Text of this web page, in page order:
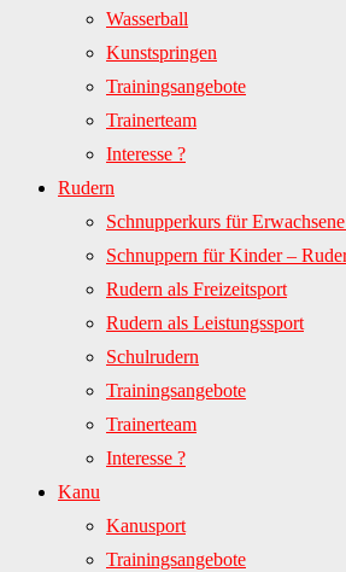
Wasserball
Kunstspringen
Trainingsangebote
Trainerteam
Interesse ?
Rudern
Schnupperkurs für
Schnuppern für Kinder –
Rudern als Freizeitsport
Rudern als Leistungssport
Schulrudern
Trainingsangebote
Trainerteam
Interesse ?
Kanu
Kanusport
Trainingsangebote